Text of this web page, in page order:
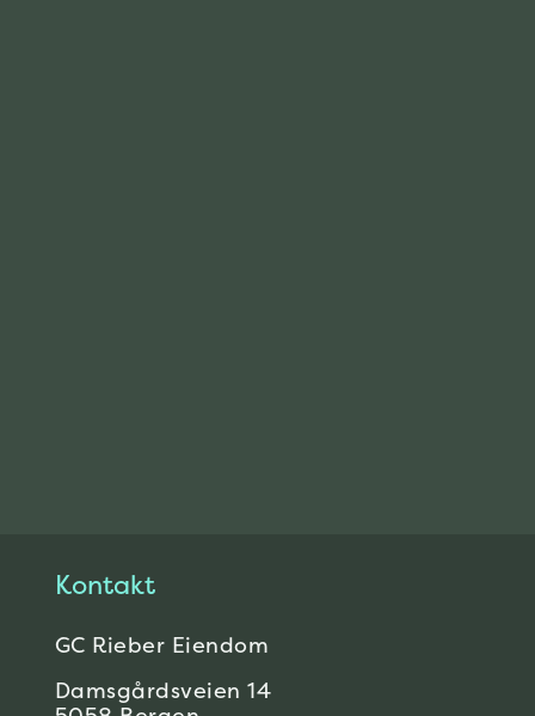
Kontakt
GC Rieber Eiendom
Damsgårdsveien 14